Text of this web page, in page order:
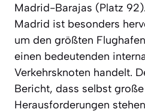
Madrid-Barajas (Platz
Madrid ist besonders
um den größten
einen bedeutenden
Verkehrsknoten handelt.
Bericht, dass selbst
Herausforderungen